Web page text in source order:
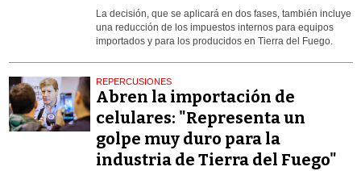
La decisión, que se aplicará en dos fases, también incluye
una reducción de los impuestos internos para equipos
importados y para los producidos en Tierra del Fuego.
REPERCUSIONES
Abren la importación de
celulares: "Representa un
golpe muy duro para la
industria de Tierra del Fuego"